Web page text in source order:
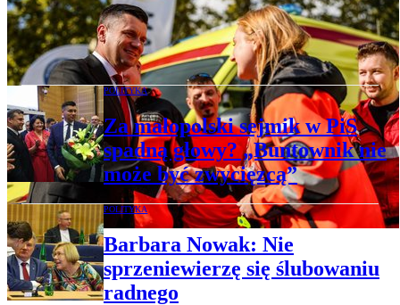
Marszałek Małopolski: Bezpieczeństwo
kluczowe dla rozwoju regionu
POLITYKA
Za małopolski sejmik w PiS
spadną głowy? „Buntownik nie
może być zwycięzcą”
POLITYKA
Barbara Nowak: Nie
sprzeniewierzę się ślubowaniu
radnego